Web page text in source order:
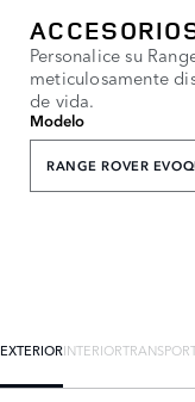
Personalice su
meticulosamente
de vida.
Modelo
RANGE ROVER
EXTERIORINTERIOR